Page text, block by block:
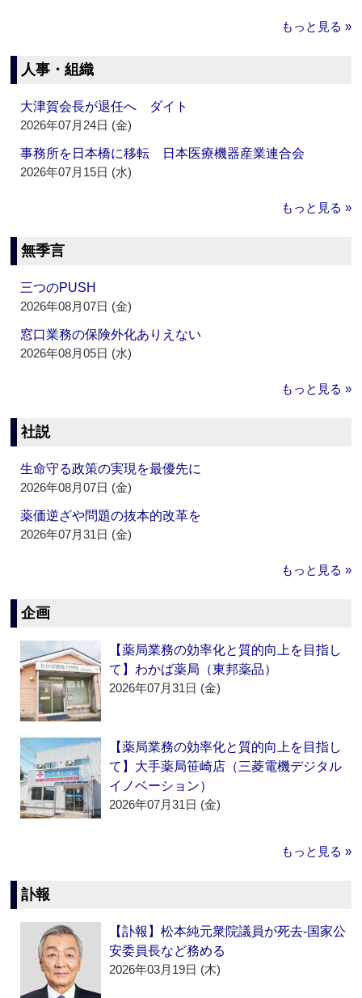
もっと見る »
人事・組織
大津賀会長が退任へ ダイト
2026年07月24日 (金)
事務所を日本橋に移転 日本医療機器産業連合会
2026年07月15日 (水)
もっと見る »
無季言
三つのPUSH
2026年08月07日 (金)
窓口業務の保険外化ありえない
2026年08月05日 (水)
もっと見る »
社説
生命守る政策の実現を最優先に
2026年08月07日 (金)
薬価逆ざや問題の抜本的改革を
2026年07月31日 (金)
もっと見る »
企画
【薬局業務の効率化と質的向上を目指し
て】わかば薬局（東邦薬品）
2026年07月31日 (金)
【薬局業務の効率化と質的向上を目指し
て】大手薬局笹崎店（三菱電機デジタル
イノベーション）
2026年07月31日 (金)
もっと見る »
訃報
【訃報】松本純元衆院議員が死去‐国家公
安委員長など務める
2026年03月19日 (木)